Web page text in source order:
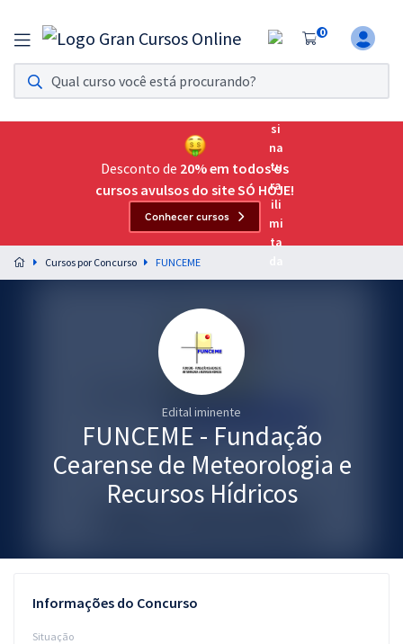
0
Assinatura Ilimitada 11
Acesso a todos os cursos. Teste grátis por 7 dias!
Assinatura OAB Até Passar
Acesso ilimitado a toda preparação para o Exame da
Preparação completa e intensiva para as principais
residências em saúde do Brasil
Graduação
Desconto de 20% em todos os
cursos avulsos do site SÓ HOJE!
Conhecer cursos
Cursos por Concurso FUNCEME
Edital iminente
FUNCEME - Fundação
Cearense de Meteorologia e
Recursos Hídricos
Informações do Concurso
Situação